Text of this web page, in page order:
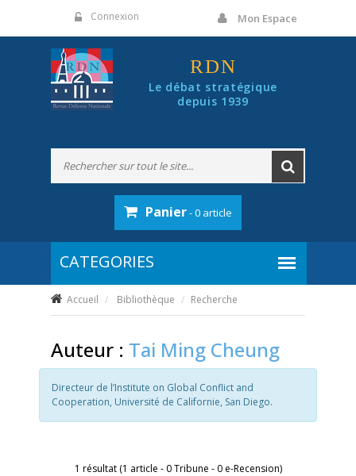
Connexion Mon Espace
RDN
Le débat stratégique
depuis 1939
Panier- 0 article
Accueil Bibliothèque Recherche
Auteur : Tai Ming Cheung
Directeur de l’Institute on Global Conflict and
Cooperation, Université de Californie, San Diego.
1 résultat (1 article - 0 Tribune - 0 e-Recension)